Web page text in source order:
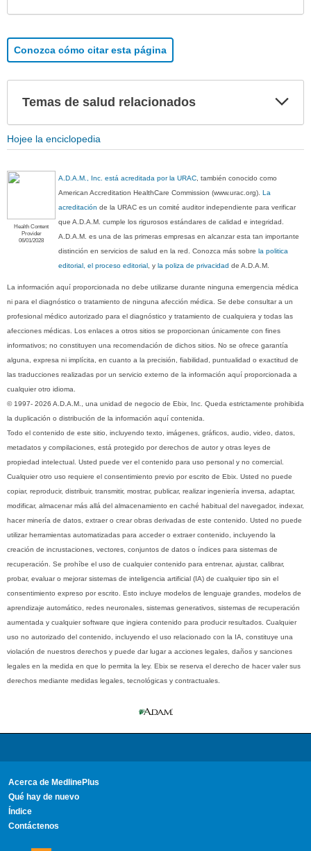
Conozca cómo citar esta página
Temas de salud relacionados
Hojee la enciclopedia
Health Content
Provider
06/01/2028
A.D.A.M., Inc. está acreditada por la URAC, también conocido como
American Accreditation HealthCare Commission (www.urac.org). La
acreditación de la URAC es un comité auditor independiente para verificar
que A.D.A.M. cumple los rigurosos estándares de calidad e integridad.
A.D.A.M. es una de las primeras empresas en alcanzar esta tan importante
distinción en servicios de salud en la red. Conozca más sobre la politica
editorial, el proceso editorial , y la poliza de privacidad de A.D.A.M.
La información aquí proporcionada no debe utilizarse durante ninguna emergencia médica
ni para el diagnóstico o tratamiento de ninguna afección médica. Se debe consultar a un
profesional médico autorizado para el diagnóstico y tratamiento de cualquiera y todas las
afecciones médicas. Los enlaces a otros sitios se proporcionan únicamente con fines
informativos; no constituyen una recomendación de dichos sitios. No se ofrece garantía
alguna, expresa ni implícita, en cuanto a la precisión, fiabilidad, puntualidad o exactitud de
las traducciones realizadas por un servicio externo de la información aquí proporcionada a
cualquier otro idioma.
© 1997- 2026 A.D.A.M., una unidad de negocio de Ebix, Inc. Queda estrictamente prohibida
la duplicación o distribución de la información aquí contenida.
Todo el contenido de este sitio, incluyendo texto, imágenes, gráficos, audio, video, datos,
metadatos y compilaciones, está protegido por derechos de autor y otras leyes de
propiedad intelectual. Usted puede ver el contenido para uso personal y no comercial.
Cualquier otro uso requiere el consentimiento previo por escrito de Ebix. Usted no puede
copiar, reproducir, distribuir, transmitir, mostrar, publicar, realizar ingeniería inversa, adaptar,
modificar, almacenar más allá del almacenamiento en caché habitual del navegador, indexar,
hacer minería de datos, extraer o crear obras derivadas de este contenido. Usted no puede
utilizar herramientas automatizadas para acceder o extraer contenido, incluyendo la
creación de incrustaciones, vectores, conjuntos de datos o índices para sistemas de
recuperación. Se prohíbe el uso de cualquier contenido para entrenar, ajustar, calibrar,
probar, evaluar o mejorar sistemas de inteligencia artificial (IA) de cualquier tipo sin el
consentimiento expreso por escrito. Esto incluye modelos de lenguaje grandes, modelos de
aprendizaje automático, redes neuronales, sistemas generativos, sistemas de recuperación
aumentada y cualquier software que ingiera contenido para producir resultados. Cualquier
uso no autorizado del contenido, incluyendo el uso relacionado con la IA, constituye una
violación de nuestros derechos y puede dar lugar a acciones legales, daños y sanciones
legales en la medida en que lo permita la ley. Ebix se reserva el derecho de hacer valer sus
derechos mediante medidas legales, tecnológicas y contractuales.
Acerca de MedlinePlus
Qué hay de nuevo
Índice
Contáctenos